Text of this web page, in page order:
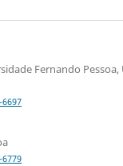
Fernando